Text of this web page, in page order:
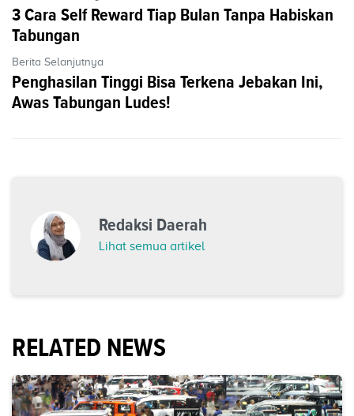
3 Cara Self Reward Tiap Bulan Tanpa Habiskan
Tabungan
Berita Selanjutnya
Penghasilan Tinggi Bisa Terkena Jebakan Ini,
Awas Tabungan Ludes!
Redaksi Daerah
Lihat semua artikel
RELATED NEWS